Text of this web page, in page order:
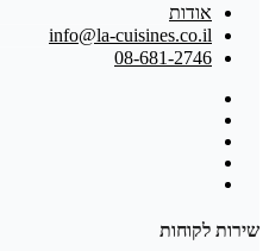
אודות
info@la-cuisines.co.il
08-681-2746
שירות לקוחות